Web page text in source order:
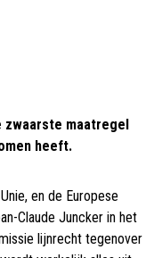
maatregel
heeft.
en de Europese
Claude Juncker in het
lijnrecht tegenover